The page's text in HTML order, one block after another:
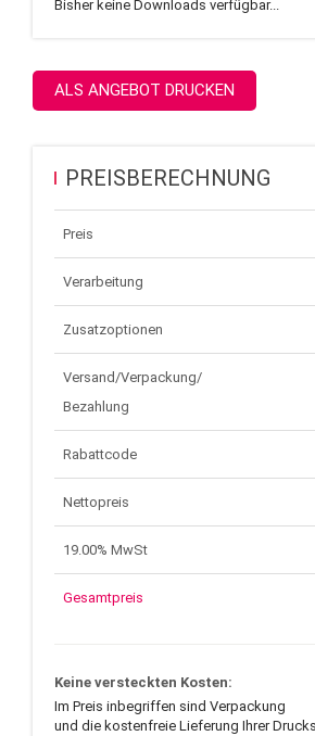
Bisher keine Downloads verfügbar...
ALS ANGEBOT DRUCKEN
PREISBERECHNUNG
Preis
Verarbeitung
Zusatzoptionen
Versand/Verpackung/
Bezahlung
Rabattcode
Nettopreis
19.00% MwSt
Gesamtpreis
Keine versteckten Kosten:
Im Preis inbegriffen sind Verpackung
und die kostenfreie Lieferung Ihrer